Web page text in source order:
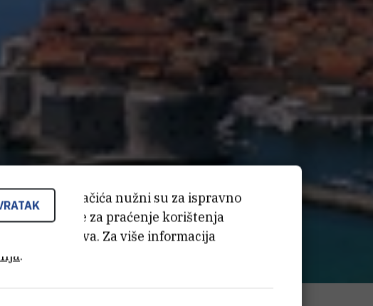
od tih kolačića nužni su za ispravno
drugi koriste za praćenje korištenja
iskustva. Za više informacija
.